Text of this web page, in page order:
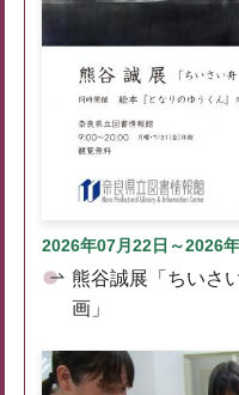
2026年07月22日～2026
熊谷誠展「ちいさ
画」